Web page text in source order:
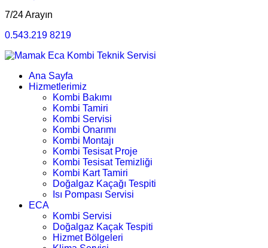
7/24 Arayın
0.543.219 8219
Ana Sayfa
Hizmetlerimiz
Kombi Bakımı
Kombi Tamiri
Kombi Servisi
Kombi Onarımı
Kombi Montajı
Kombi Tesisat Proje
Kombi Tesisat Temizliği
Kombi Kart Tamiri
Doğalgaz Kaçağı Tespiti
Isı Pompası Servisi
ECA
Kombi Servisi
Doğalgaz Kaçak Tespiti
Hizmet Bölgeleri